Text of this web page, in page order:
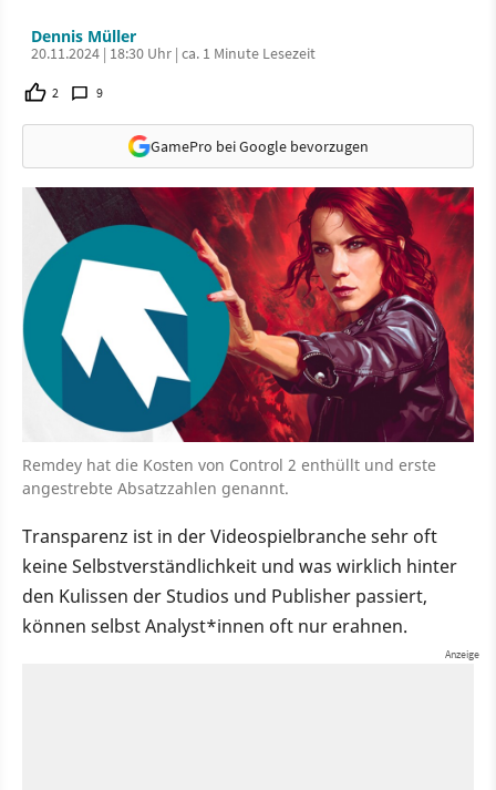
Dennis Müller
20.11.2024 | 18:30 Uhr | ca. 1 Minute Lesezeit
2 9
GamePro bei Google bevorzugen
Remdey hat die Kosten von Control 2 enthüllt und erste
angestrebte Absatzzahlen genannt.
Transparenz ist in der Videospielbranche sehr oft
keine Selbstverständlichkeit und was wirklich hinter
den Kulissen der Studios und Publisher passiert,
können selbst Analyst*innen oft nur erahnen.